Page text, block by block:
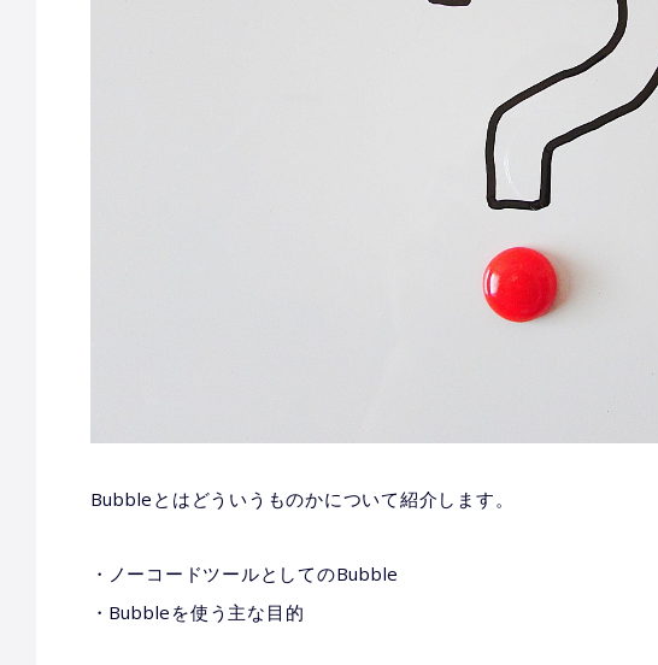
Bubbleとはどういうものかについて紹介します。
ノーコードツールとしてのBubble
Bubbleを使う主な目的